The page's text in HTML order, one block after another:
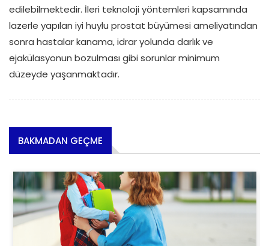
edilebilmektedir. İleri teknoloji yöntemleri kapsamında
lazerle yapılan iyi huylu prostat büyümesi ameliyatından
sonra hastalar kanama, idrar yolunda darlık ve
ejakülasyonun bozulması gibi sorunlar minimum
düzeyde yaşanmaktadır.
BAKMADAN GEÇME